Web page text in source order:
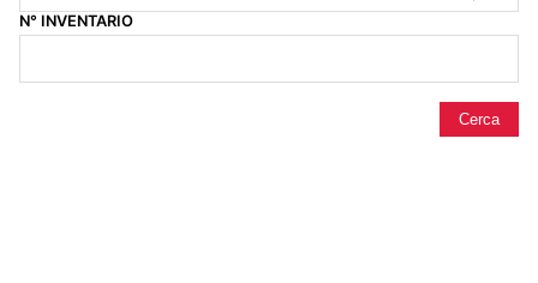
N° INVENTARIO
Cerca